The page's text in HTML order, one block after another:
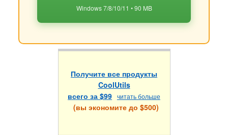
Windows 7/8/10/11 • 90 MB
Получите все продукты
CoolUtils
всего за $99 читать больше
(вы экономите до $500)